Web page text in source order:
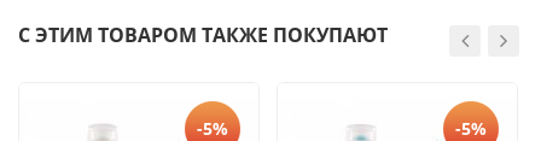
С ЭТИМ ТОВАРОМ ТАКЖЕ ПОКУПАЮТ
-5% -5%